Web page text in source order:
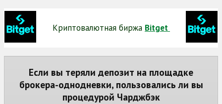
Криптовалютная биржа Bitget
Если вы теряли депозит на площадке
брокера-однодневки, пользовались ли вы
процедурой Чарджбэк